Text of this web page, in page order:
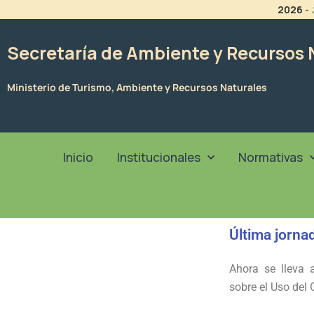
2026 -
Secretaría de Ambiente y Recursos
Ministerio de Turismo, Ambiente y Recursos Naturales
Inicio Institucionales Normativas
Última
Ahora se lleva
sobre el Uso del